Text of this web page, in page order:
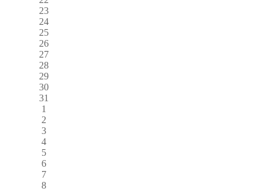
23
24
25
26
27
28
29
30
31
1
2
3
4
5
6
7
8